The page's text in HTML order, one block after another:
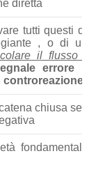
tutti questi
, o di un
il flusso in
errore
fondamentali